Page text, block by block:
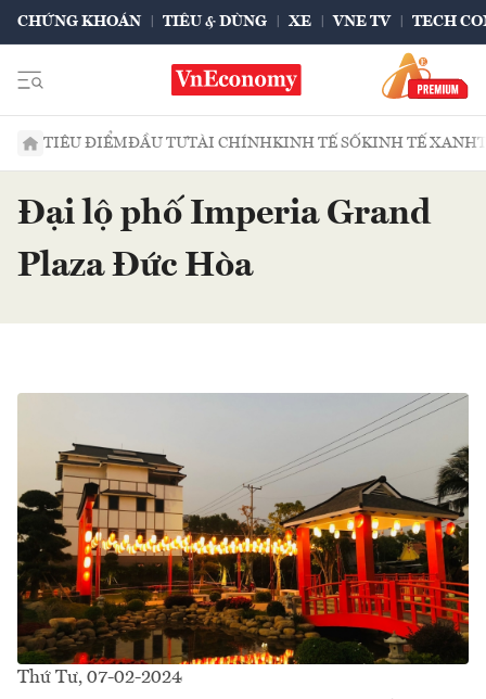
CHỨNG KHOÁN TIÊU & DÙNG XE VNE TV TECH
TIÊU ĐIỂMĐẦU TƯTÀI CHÍNHKINH TẾ SỐKINH TẾ XANH
Đại lộ phố Imperia Grand
Plaza Đức Hòa
Thứ Tư, 07-02-2024